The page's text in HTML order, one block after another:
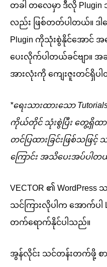
တခါ တလေမှာ ဒီလို Plugin
လည်း ဖြစ်တတ်ပါတယ်။ ဒါ
Plugin ကိုသုံးစွဲနိုင်အောင် အပ
ပေးလိုက်ပါတယ်ခင်ဗျာ။
အားလုံးကို ကျေးဇူးတင်ရှိပါ
*ရေးသားထားသော
ကိုယ်တိုင် သုံးစွဲပြီး တွေ့ရှိထာ
တင်ပြထားခြင်းဖြစ်သဖြ
ကြောင်း အသိပေးအပ်ပါတယ်
VECTOR ၏
သင်ကြားလိုပါက အောက်ပါ
တက်ရောက်နိုင်ပါသည်။
အွန်လိုင်း သင်တန်းတက်ဖို့ စာရ